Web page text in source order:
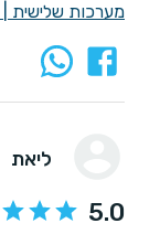
מערכות שלישית
ליאת
5.0